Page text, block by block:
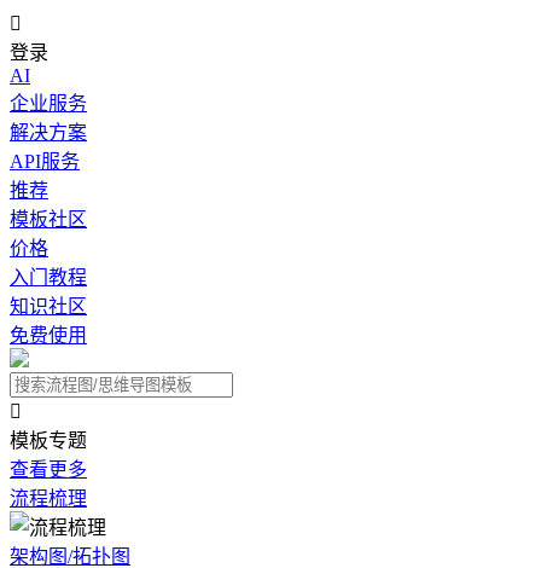

登录
AI
企业服务
解决方案
API服务
推荐
模板社区
价格
入门教程
知识社区
免费使用

模板专题
查看更多
流程梳理
架构图/拓扑图